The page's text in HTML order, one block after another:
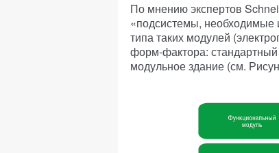
По мнению экспертов
«подсистемы,
типа таких модулей
форм-фактора: стандартный
модульное здание (см.